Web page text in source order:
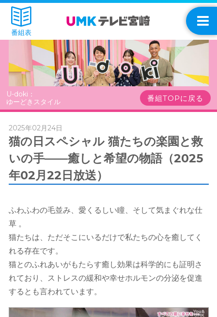
番組表
U-doki：
ゆーどきスタイル
番組TOPに戻る
2025年02月24日
猫の日スペシャル 猫たちの楽園と救
いの手――癒しと希望の物語（2025
年02月22日放送）
ふわふわの毛並み、愛くるしい瞳、そして気まぐれな仕
草 。
猫たちは、ただそこにいるだけで私たちの心を癒してく
れる存在です。
猫とのふれあいがもたらす癒し効果は科学的にも証明さ
れており、ストレスの緩和や幸せホルモンの分泌を促進
するとも言われています。